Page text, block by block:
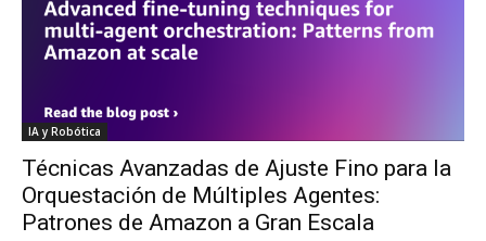
IA y Robótica
Técnicas Avanzadas de Ajuste Fino para la
Orquestación de Múltiples Agentes:
Patrones de Amazon a Gran Escala